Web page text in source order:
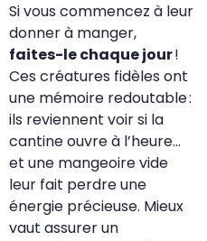
Si vous commencez à leur
donner à manger,
faites-le chaque jour!
Ces créatures fidèles ont
une mémoire redoutable :
ils reviennent voir si la
cantine ouvre à l’heure…
et une mangeoire vide
leur fait perdre une
énergie précieuse. Mieux
vaut assurer un